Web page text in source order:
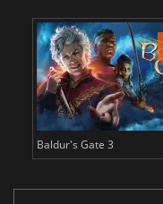
Baldur's Gate 3